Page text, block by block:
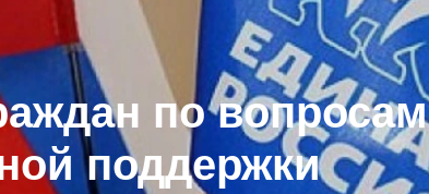
по вопросам
поддержки